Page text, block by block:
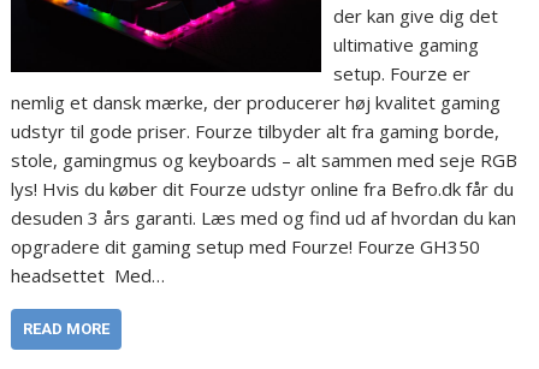
der kan give dig det
ultimative gaming
setup. Fourze er
nemlig et dansk mærke, der producerer høj kvalitet gaming
udstyr til gode priser. Fourze tilbyder alt fra gaming borde,
stole, gamingmus og keyboards – alt sammen med seje RGB
lys! Hvis du køber dit Fourze udstyr online fra Befro.dk får du
desuden 3 års garanti. Læs med og find ud af hvordan du kan
opgradere dit gaming setup med Fourze! Fourze GH350
headsettet Med…
READ MORE